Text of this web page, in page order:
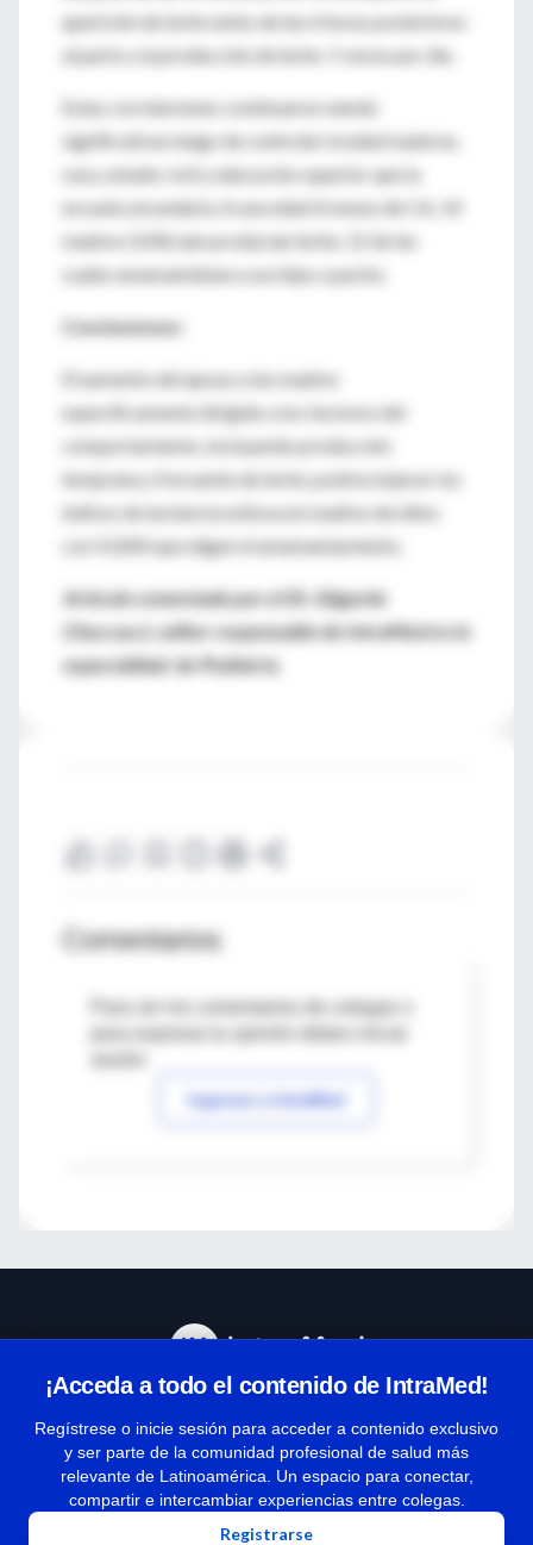
aparición de leche antes de las 6 horas posteriores
al parto y la producción de leche 5 veces por día.
Estas correlaciones continuaron siendo
significativas luego de controlar la edad materna,
raza, estado civil y educación superior que la
escuela secundaria. A una edad 4 meses de CA, 14
madres (16%) aún producían leche, 12 de las
cuales amamantaban a sus hijos a pecho.
Conclusiones:
El aumento del apoyo a las madres
específicamente dirigido a los factores del
comportamiento, incluyendo producción
temprana y frecuente de leche, podría mejorar los
índices de lactancia exitosa en madres de niños
con VLBW que eligen el amamantamiento.
Artículo comentado por el Dr. Edgardo
Checcacci, editor responsable de IntraMed en la
especialidad de Pediatría.
Comentarios
Para ver los comentarios de colegas o
Ingresar a IntraMed
¡Acceda a todo el contenido de IntraMed!
Regístrese o inicie sesión para acceder a contenido exclusivo
y ser parte de la comunidad profesional de salud más
relevante de Latinoamérica. Un espacio para conectar,
compartir e intercambiar experiencias entre colegas.
Registrarse
Términos y condiciones
| Políticas de privacidad
| Todos los derechos reservados | Copyright 1997-2026